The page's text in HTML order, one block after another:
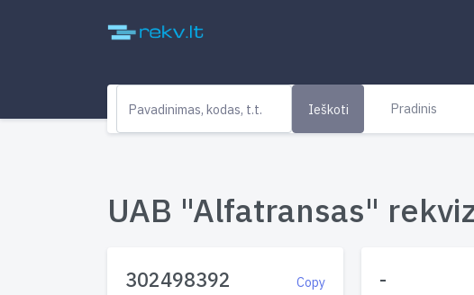
Ieškoti Pradinis
UAB "Alfatransas"
Copy
302498392 -